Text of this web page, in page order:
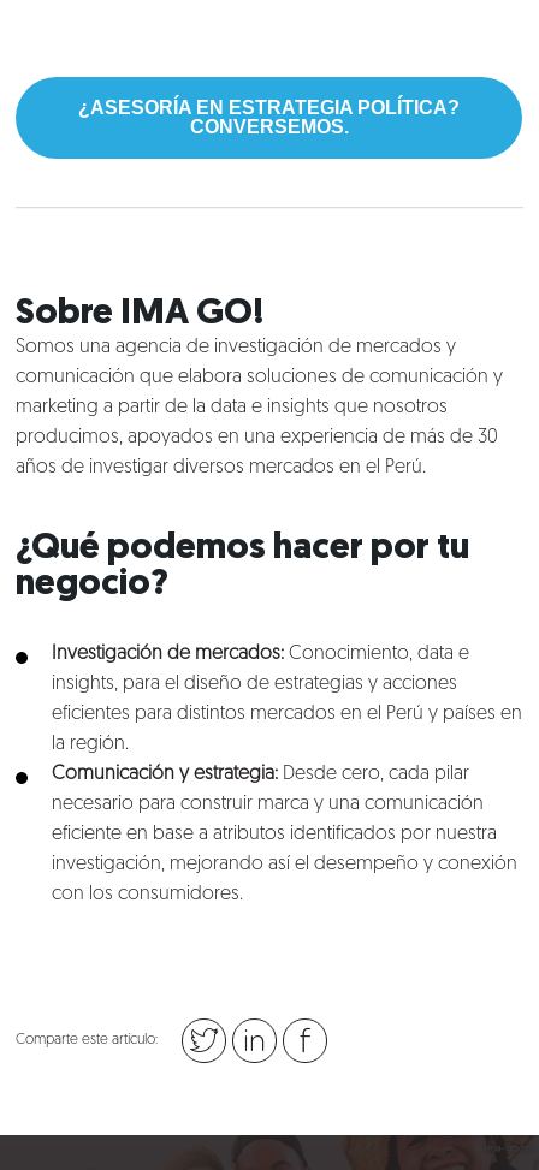
¿ASESORÍA EN ESTRATEGIA POLÍTICA?
CONVERSEMOS.
Sobre IMA GO!
Somos una agencia de investigación de mercados y
comunicación que elabora soluciones de comunicación y
marketing a partir de la data e insights que nosotros
producimos, apoyados en una experiencia de más de 30
años de investigar diversos mercados en el Perú.
¿Qué podemos hacer por tu
negocio?
nvestigación de mercados:Conocimiento, data e
insights, para el diseño de estrategias y acciones
eficientes para distintos mercados en el Perú y países en
la región.
Comunicación y estrategia: Desde cero, cada pilar
necesario para construir marca y una comunicación
eficiente en base a atributos identificados por nuestra
investigación, mejorando así el desempeño y conexión
con los consumidores.
Comparte este artículo: